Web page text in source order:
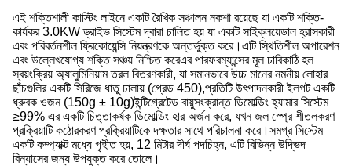
এই শক্তিশালী কাস্টিং লাইনে একটি রৈখিক সঞ্চালন নকশা রয়েছে যা একটি শক্তি-
কার্যকর 3.0KW ড্রাইভ সিস্টেম দ্বারা চালিত হয় যা একটি সাইক্লয়েডাল হ্রাসকারী
এবং পরিবর্তনশীল ফ্রিকোয়েন্সি নিয়ন্ত্রণকে অন্তর্ভুক্ত করে।এটি স্থিতিশীল অপারেশন
এবং উল্লেখযোগ্য শক্তি সঞ্চয় নিশ্চিত করেএর পারফরম্যান্সের মূল চাবিকাঠি হল
স্বয়ংক্রিয় অ্যালুমিনিয়াম তরল বিতরণকারী, যা সমানভাবে উচ্চ মানের নমনীয় লোহার
ছাঁচগুলির একটি সিরিজে ধাতু ঢালায় (গ্রেড 450),প্রতিটি উৎপাদনকারী ইলগট একটি
ধ্রুবক ওজন (150g ± 10g)ইন্টিগ্রেটেড বায়ুসংক্রান্ত ডিমোল্ডিং হ্যামার সিস্টেম
≥99% এর একটি চিত্তাকর্ষক ডিমোল্ডিং হার অর্জন করে, যখন জল স্প্রে শীতলকরণ
প্রক্রিয়াটি কঠোরকরণ প্রক্রিয়াটিকে দক্ষতার সাথে পরিচালনা করে।সমগ্র সিস্টেম
একটি কম্প্যাক্ট মধ্যে গৃহীত হয়, 12 মিটার দীর্ঘ পদচিহ্ন, এটি বিভিন্ন উদ্ভিদ
বিন্যাসের জন্য উপযুক্ত করে তোলে।